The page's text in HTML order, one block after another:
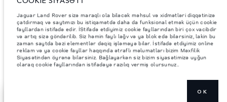
Şəkillər və spesifikasiyalar haqqında vacib qeyd. Qlobal yarımkeçirici
çatışmazlığı hal-hazırda avtomobilin istehsal xüsusiyyətlərinə, seçimlərin
mövcudluğuna və istehsal müddətlərinə təsir göstərir. Bu, çox dinamik bir
vəziyyətdir və nəticədə hazırda veb-saytda istifadə edilən şəkillər,
funksiyalar, seçimlər, xüsusi işləmələr və rəng sxemləri üçün mövcud
spesifikasiyaları tam əks etdirməyə bilər. Zəhmət olmasa, hər hansı cari
məhdudiyyətlər barədə məlumat etmək üçün Satış mərkəzi ilə əlaqə
saxlayın.
Jaguar Land Rover sizə maraqlı ola biləcək məhsul və xidmətləri diqqətinizə
çatdırmaq və saytımızı bu istiqamətdə daha da funksional etmək üçün cookie
fayllardan istifadə edir. İStifadə etdiyimiz cookie fayllarından biri çox vacibdir
və artıq sizə göndərilib. Siz həmin faylı ləğv və ya blok edə bilərsiniz, lakin bu
zaman saytda bəzi elementlər dəqiq işləməyə bilər. İstifadə etdiyimiz online
reklam və ya cookie fayllar haqqında ətraflı məlumatları bizim Məxfilik
Siyasətindən öyrənə bilərsiniz. Bağlayarkən siz bizim siyasətimizə uyğun
olaraq cookie fayllarından istifadəyə razılıq vermiş olursunuz..
OK